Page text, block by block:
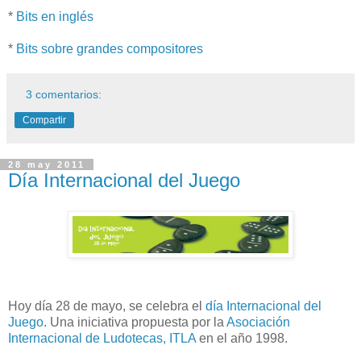
* Bits en inglés
* Bits sobre grandes compositores
3 comentarios:
Compartir
28 may 2011
Día Internacional del Juego
Hoy día 28 de mayo, se celebra el día Internacional del
Juego. Una iniciativa propuesta por la Asociación
Internacional de Ludotecas, ITLA en el año 1998.